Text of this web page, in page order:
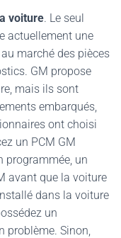
voiture. Le seul
actuellement une
marché des pièces
GM propose
mais ils sont
embarqués,
ont choisi
un PCM GM
programmée, un
avant que la voiture
dans la voiture
un
problème. Sinon,